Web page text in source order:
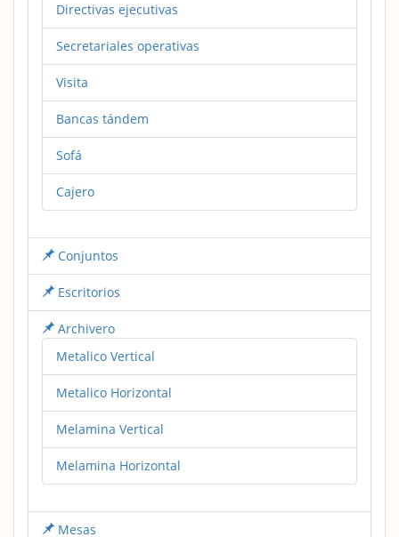
Directivas ejecutivas
Secretariales operativas
Visita
Bancas tándem
Sofá
Cajero
Conjuntos
Escritorios
Archivero
Metalico Vertical
Metalico Horizontal
Melamina Vertical
Melamina Horizontal
Mesas